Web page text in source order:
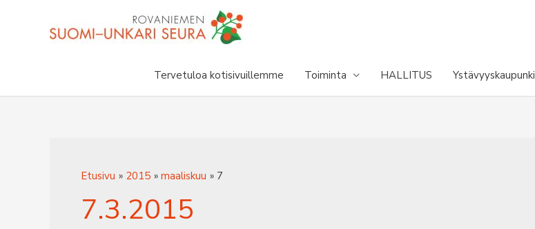
Tervetuloa kotisivuillemme Toiminta HALLITUS Ystävyyskaupunki
Etusivu 2015 maaliskuu 7
7.3.2015